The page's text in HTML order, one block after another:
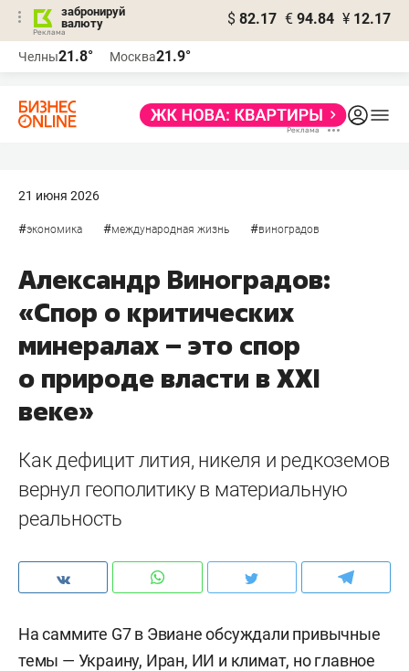
забронируй
валюту
$ 82.17 € 94.84 ¥ 12.17
Челны21.8° Москва21.9°
21 июня 2026
#экономика #международная жизнь #виноградов
Александр Виноградов:
«Спор о критических
минералах – это спор
о природе власти в XXI
веке»
Как дефицит лития, никеля и редкоземов
вернул геополитику в материальную
реальность
На саммите G7 в Эвиане обсуждали привычные
темы — Украину, Иран, ИИ и климат, но главное